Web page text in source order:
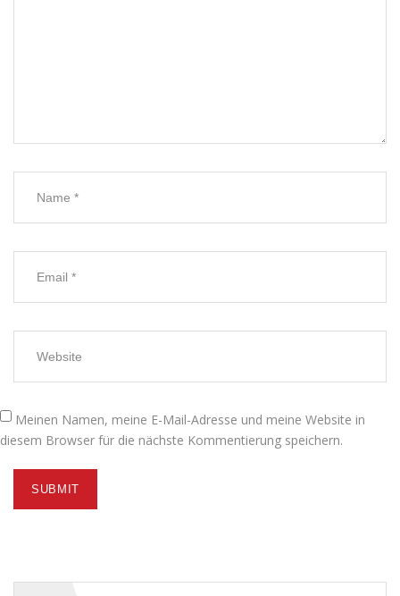
Meinen Namen, meine E-Mail-Adresse und meine Website in
diesem Browser für die nächste Kommentierung speichern.